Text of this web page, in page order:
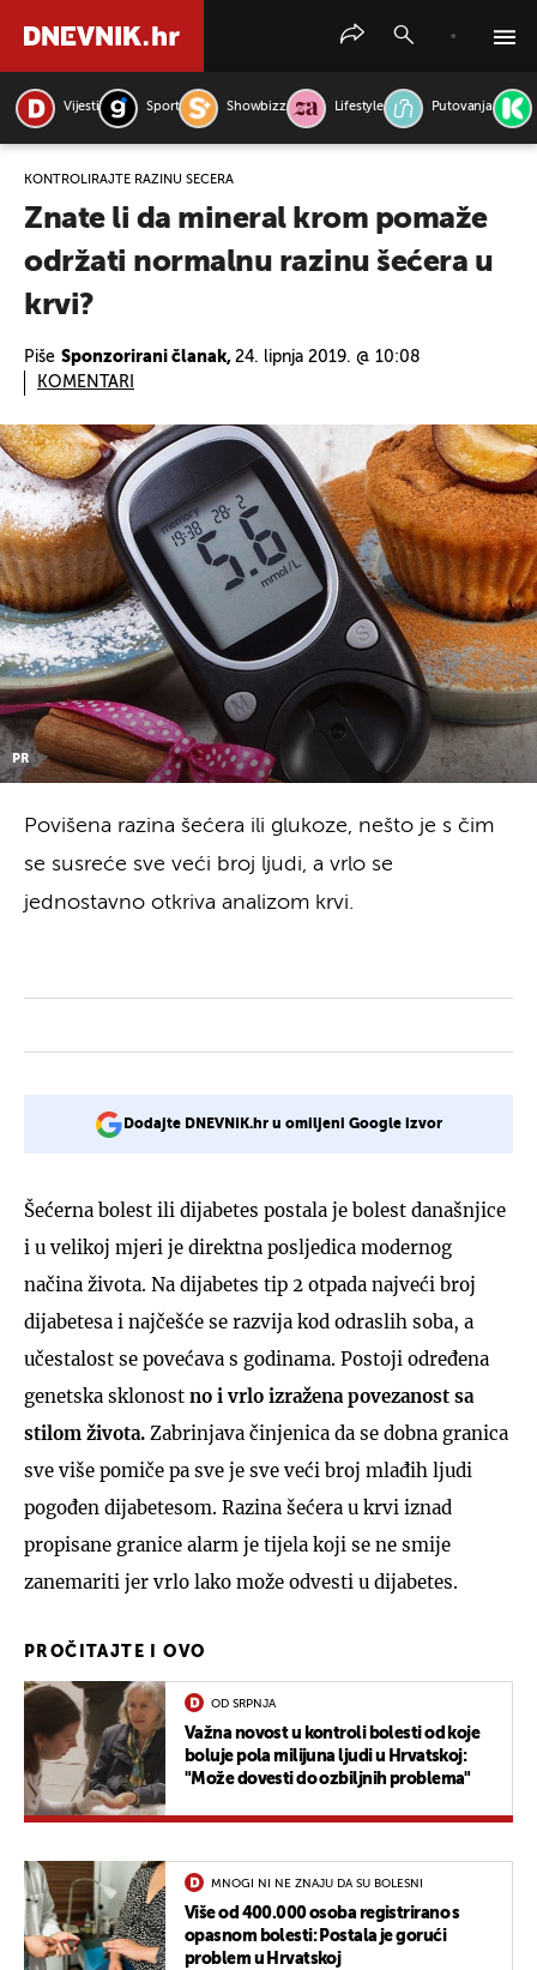
Vijesti Sport Showbizz Lifestyle Putovanja
KONTROLIRAJTE RAZINU ŠEĆERA
Znate li da mineral krom pomaže
održati normalnu razinu šećera u
krvi?
Piše Sponzorirani članak, 24. lipnja 2019. @ 10:08
KOMENTARI
PR
Povišena razina šećera ili glukoze, nešto je s čim
se susreće sve veći broj ljudi, a vrlo se
jednostavno otkriva analizom krvi.
Dodajte DNEVNIK.hr u omiljeni Google izvor
Šećerna bolest ili dijabetes postala je bolest današnjice
i u velikoj mjeri je direktna posljedica modernog
načina života. Na dijabetes tip 2 otpada najveći broj
dijabetesa i najčešće se razvija kod odraslih soba, a
učestalost se povećava s godinama. Postoji određena
genetska sklonost no i vrlo izražena povezanost sa
stilom života. Zabrinjava činjenica da se dobna granica
sve više pomiče pa sve je sve veći broj mlađih ljudi
pogođen dijabetesom. Razina šećera u krvi iznad
propisane granice alarm je tijela koji se ne smije
zanemariti jer vrlo lako može odvesti u dijabetes.
PROČITAJTE I OVO
OD SRPNJA
Važna novost u kontroli bolesti od koje
boluje pola milijuna ljudi u Hrvatskoj:
"Može dovesti do ozbiljnih problema"
MNOGI NI NE ZNAJU DA SU BOLESNI
Više od 400.000 osoba registrirano s
opasnom bolesti: Postala je gorući
problem u Hrvatskoj
PRETRAŽITE VIJESTI